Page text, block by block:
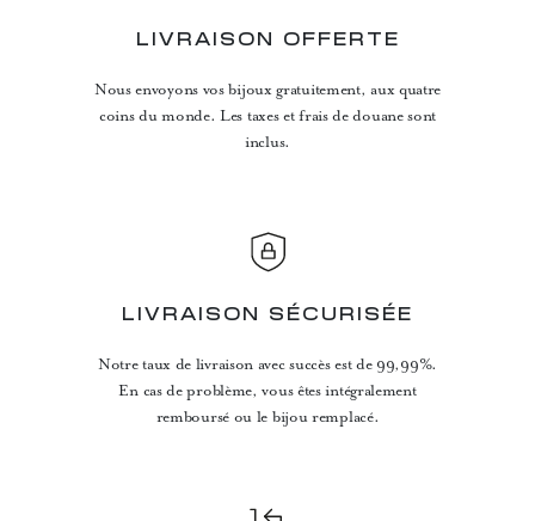
LIVRAISON OFFERTE
Nous envoyons vos bijoux gratuitement, aux quatre
coins du monde. Les taxes et frais de douane sont
inclus.
LIVRAISON SÉCURISÉE
Notre taux de livraison avec succès est de 99,99%.
En cas de problème, vous êtes intégralement
remboursé ou le bijou remplacé.